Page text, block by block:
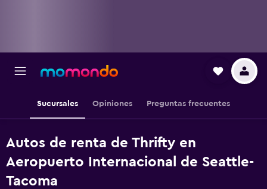
Sucursales Opiniones Preguntas frecuentes
Autos de renta de Thrifty en
Aeropuerto Internacional de Seattle-
Tacoma